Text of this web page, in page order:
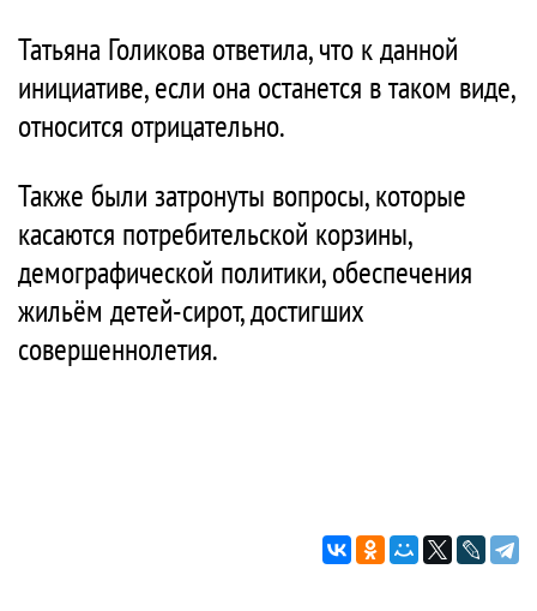
Татьяна Голикова ответила, что к данной
инициативе, если она останется в таком виде,
относится отрицательно.
Также были затронуты вопросы, которые
касаются потребительской корзины,
демографической политики, обеспечения
жильём детей-сирот, достигших
совершеннолетия.